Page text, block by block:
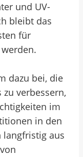
und UV-
bleibt das
für
dazu bei, die
zu verbessern,
im
in den
langfristig aus